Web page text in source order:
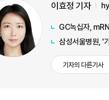
이효정 기자
GC녹십자,
삼성서울병원, '
기자의 다른기사